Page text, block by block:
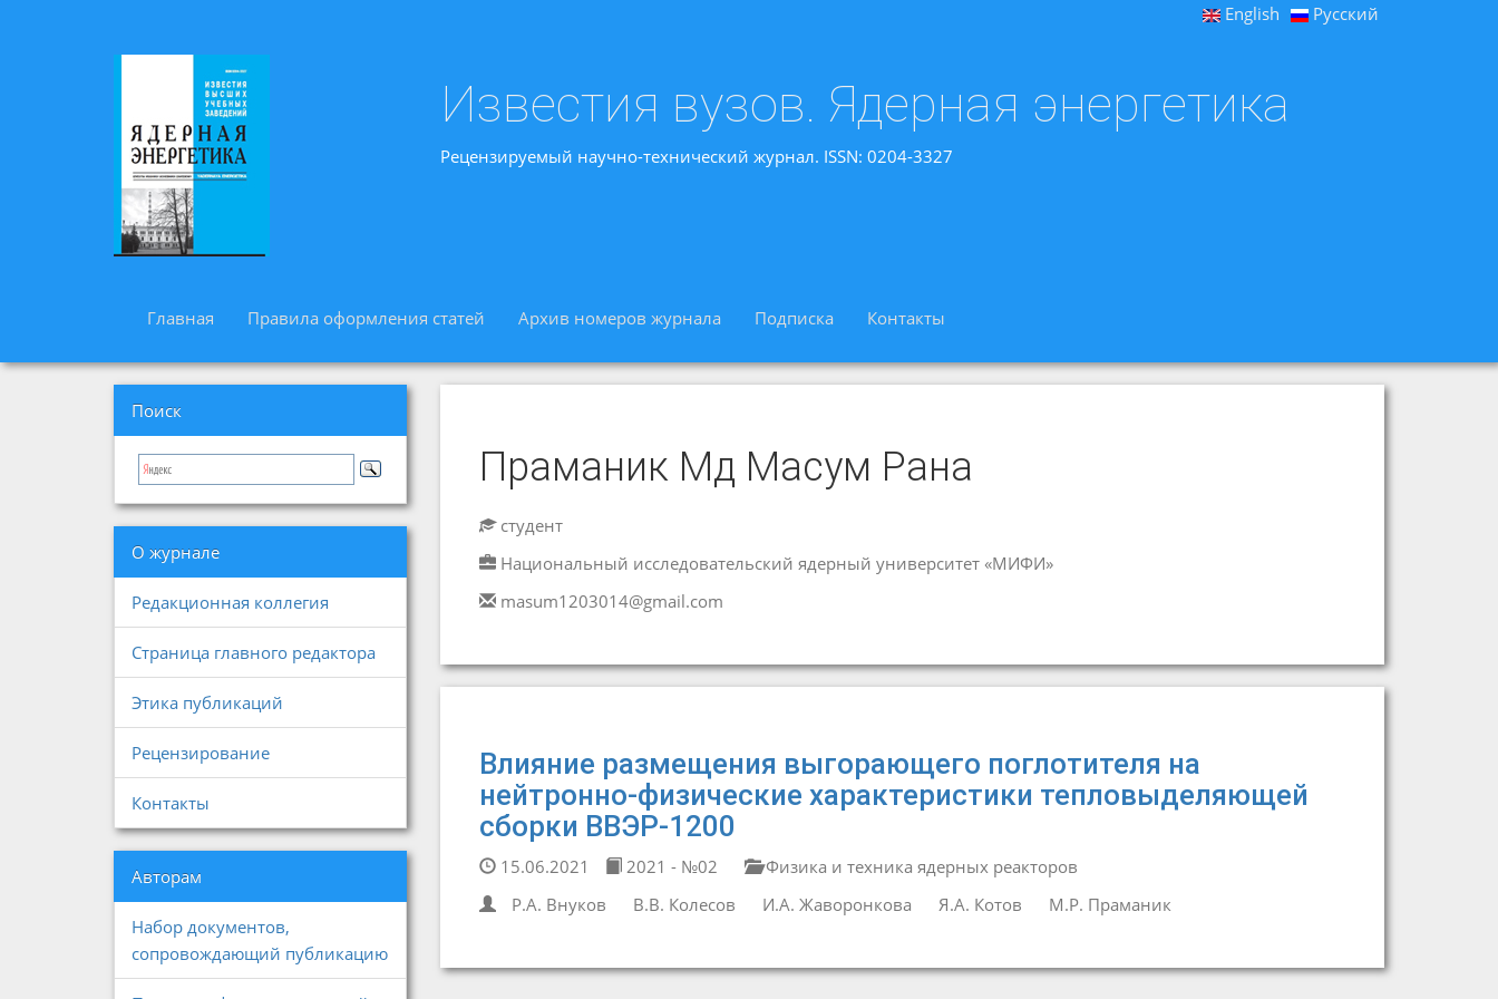
English Русский
Известия вузов. Ядерная энергетика
Рецензируемый научно-технический журнал. ISSN: 0204-3327
Главная Правила оформления статей Архив номеров журнала Подписка Контакты
Поиск
О журнале
Редакционная коллегия
Страница главного редактора
Этика публикаций
Рецензирование
Контакты
Авторам
Набор документов,
сопровождающий публикацию
Праманик Мд Масум Рана
студент
Национальный исследовательский ядерный университет «МИФИ»
masum1203014@gmail.com
Влияние размещения выгорающего поглотителя на
нейтронно-физические характеристики тепловыделяющей
сборки ВВЭР-1200
15.06.2021 2021 - №02
Физика и техника ядерных реакторов
Р.А. Внуков
В.В. Колесов И.А. Жаворонкова Я.А. Котов М.Р. Праманик